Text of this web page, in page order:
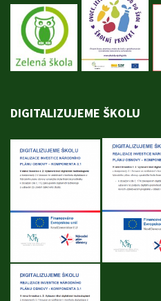
DIGITALIZUJEME ŠKOLU